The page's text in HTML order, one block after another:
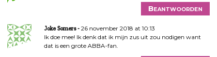
Beantwoorden
Joke Somers
26 november 2018 at 10:13
Ik doe mee! Ik denk dat ik mijn zus uit zou nodigen want
dat is een grote ABBA-fan.